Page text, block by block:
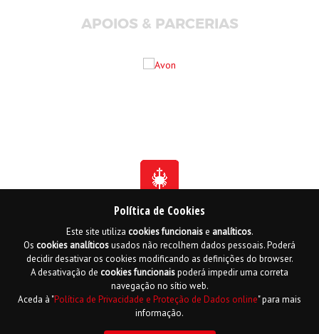
Política de Cookies
Este site utiliza cookiesfuncionaise analíticos.
Os cookies analíticosusados não recolhem dados pessoais. Poderá
decidir desativar os cookies modificando as definições do browser.
A desativação de cookiesfuncionaispoderá impedir uma correta
navegação no sítio web.
Aceda à "Política de Privacidade e Proteção de Dados online" para mais
informação.
APOIOS & PARCERIAS
Fundada em 1941
Membro Honorário da Ordem de Benemerência - 1966
Membro Honorário da Ordem de Cristo - 2006
Ordem do Infante D. Henrique - 2016
Livro de reclamações online
Política de Privacidade e Proteção de Dados
English
Copyright LPCC 2015 Desenvolvido porHi INTERACTIVE